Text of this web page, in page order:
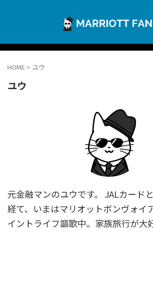
HOME > ユウ
ユウ
元金融マンのユウです。 JALカード
経て、いまはマリオットボンヴォイ
イントライフ謳歌中。家族旅行が大